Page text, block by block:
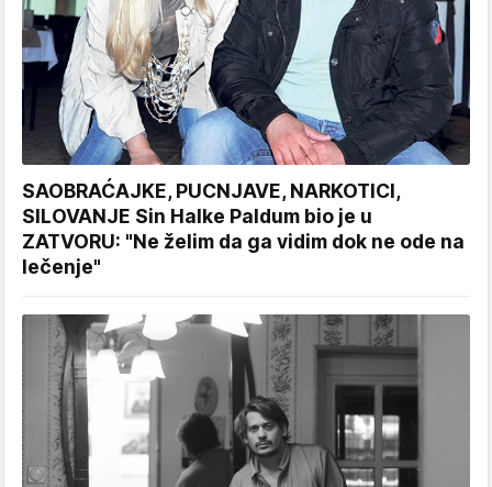
SAOBRAĆAJKE, PUCNJAVE, NARKOTICI,
SILOVANJE Sin Halke Paldum bio je u
ZATVORU: "Ne želim da ga vidim dok ne ode na
lečenje"